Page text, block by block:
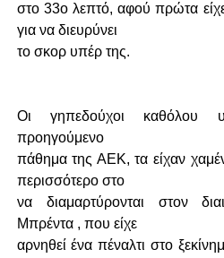
στο 33ο λεπτό, αφού πρώτα
για να διευρύνει
το σκορ υπέρ της.
Οι γηπεδούχοι καθόλου
προηγούμενο
πάθημα της ΑΕΚ, τα είχαν
περισσότερο στο
να διαμαρτύρονται στον
Μπρέντα , που είχε
αρνηθεί ένα πέναλτι στο